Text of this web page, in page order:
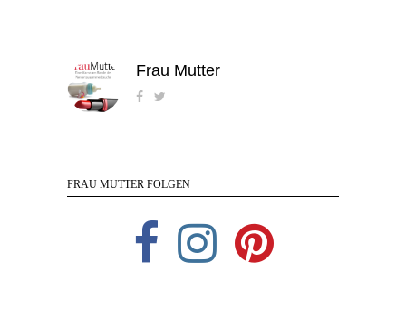
Frau Mutter
FRAU MUTTER FOLGEN